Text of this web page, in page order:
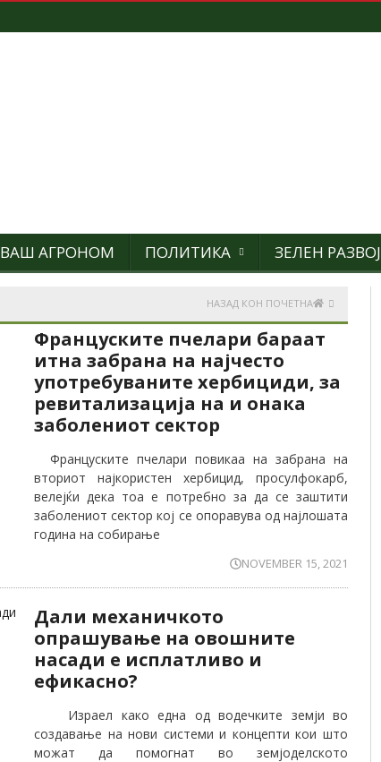
ВАШ АГРОНОМ ПОЛИТИКА ЗЕЛЕН РАЗВОЈ
НАЗАД КОН ПОЧЕТНА
Француските пчелари бараат
итна забрана на најчесто
употребуваните хербициди, за
ревитализација на и онака
заболениот сектор
Француските пчелари повикаа на забрана на
вториот најкористен хербицид, просулфокарб,
велејќи дека тоа е потребно за да се заштити
заболениот сектор кој се опоравува од најлошата
година на собирање
NOVEMBER 15, 2021
Дали механичкото
опрашување на овошните
насади е исплатливо и
ефикасно?
Израел како една од водечките земји во
создавање на нови системи и концепти кои што
можат да помогнат во земјоделското